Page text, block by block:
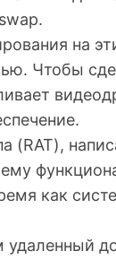
на
Чтобы
(RAT),
как